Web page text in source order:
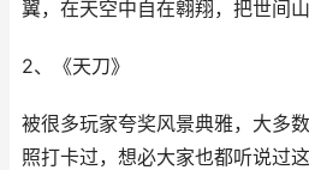
翼，在天空中自在翱翔，把世间
2、《天刀》
被很多玩家夸奖风景典雅，大多
照打卡过，想必大家也都听说过